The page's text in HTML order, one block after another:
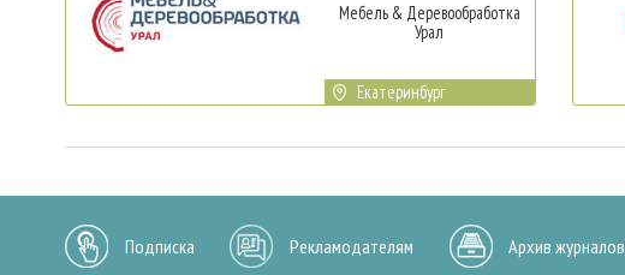
Мебель & Деревообработка
Урал
Екатеринбург
Подписка Рекламодателям Архив журналов